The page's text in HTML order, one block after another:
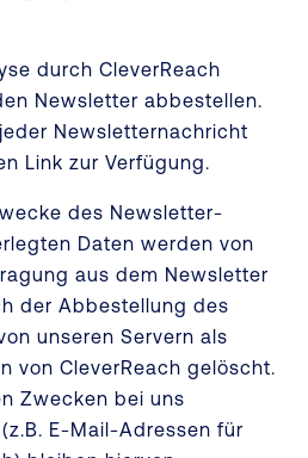
durch CleverReach
Newsletter abbestellen.
Newsletternachricht
Link zur Verfügung.
des Newsletter-
Daten werden von
aus dem Newsletter
der Abbestellung des
unseren Servern als
von CleverReach gelöscht.
Zwecken bei uns
E-Mail-Adressen für